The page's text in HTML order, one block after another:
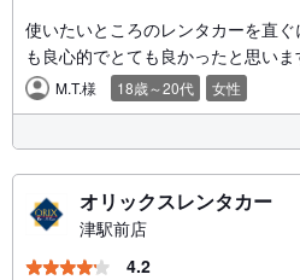
使いたいところのレンタカーを直
も良心的でとても良かったと思いま
M.T.様 18歳～20代 女性
オリックスレンタカー
津駅前店
4.2